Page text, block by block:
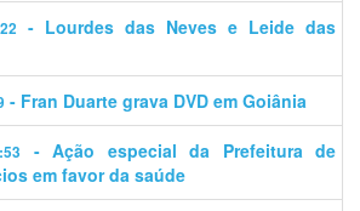
- Lourdes das Neves e Leide das
- Fran Duarte grava DVD em Goiânia
- Ação especial da Prefeitura de
em favor da saúde